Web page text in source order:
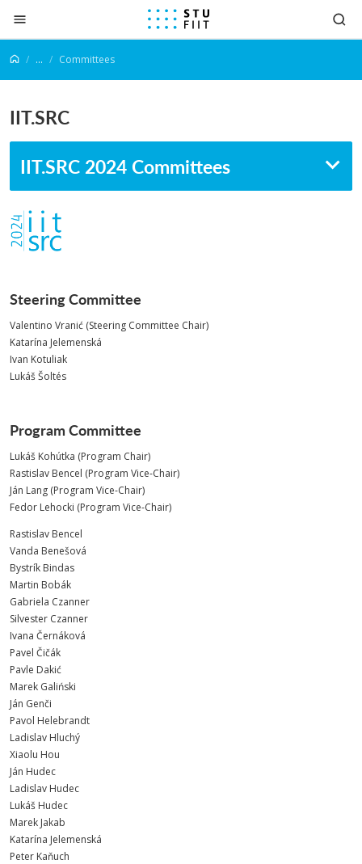
Prejsť na obsah
... Committees
IIT.SRC
IIT.SRC 2024 Committees
Steering Committee
Valentino Vranić (Steering Committee Chair)
Katarína Jelemenská
Ivan Kotuliak
Lukáš Šoltés
Program Committee
Lukáš Kohútka (Program Chair)
Rastislav Bencel (Program Vice-Chair)
Ján Lang (Program Vice-Chair)
Fedor Lehocki (Program Vice-Chair)
Rastislav Bencel
Vanda Benešová
Bystrík Bindas
Martin Bobák
Gabriela Czanner
Silvester Czanner
Ivana Černáková
Pavel Čičák
Pavle Dakić
Marek Galiński
Ján Genči
Pavol Helebrandt
Ladislav Hluchý
Xiaolu Hou
Ján Hudec
Ladislav Hudec
Lukáš Hudec
Marek Jakab
Katarína Jelemenská
Peter Kaňuch